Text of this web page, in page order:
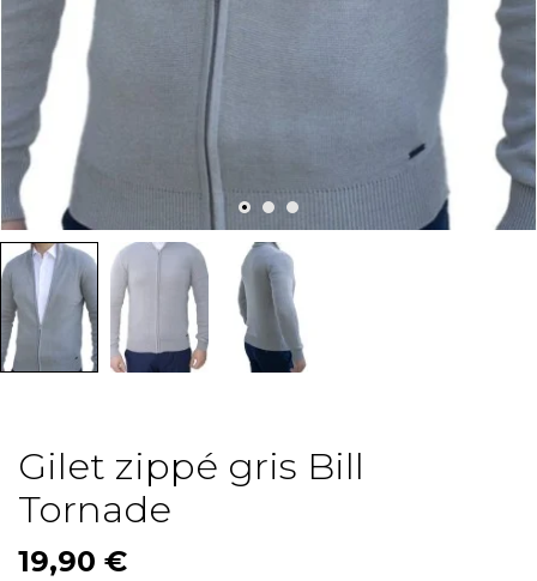
Gilet zippé gris Bill
Tornade
19,90 €